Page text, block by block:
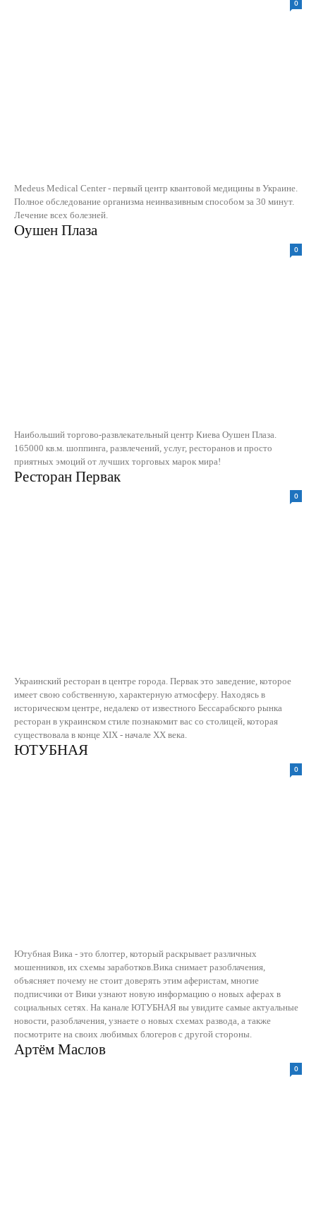
0
Medeus Medical Center - первый центр квантовой медицины в Украине.
Полное обследование организма неинвазивным способом за 30 минут.
Лечение всех болезней.
Оушен Плаза
0
Наибольший торгово-развлекательный центр Киева Оушен Плаза.
165000 кв.м. шоппинга, развлечений, услуг, ресторанов и просто
приятных эмоций от лучших торговых марок мира!
Ресторан Первак
0
Украинский ресторан в центре города. Первак это заведение, которое
имеет свою собственную, характерную атмосферу. Находясь в
историческом центре, недалеко от известного Бессарабского рынка
ресторан в украинском стиле познакомит вас со столицей, которая
существовала в конце XIX - начале XX века.
ЮТУБНАЯ
0
Ютубная Вика - это блоггер, который раскрывает различных
мошенников, их схемы заработков.Вика снимает разоблачения,
объясняет почему не стоит доверять этим аферистам, многие
подписчики от Вики узнают новую информацию о новых аферах в
социальных сетях. На канале ЮТУБНАЯ вы увидите самые актуальные
новости, разоблачения, узнаете о новых схемах развода, а также
посмотрите на своих любимых блогеров с другой стороны.
Артём Маслов
0